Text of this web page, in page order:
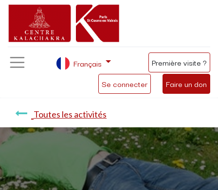
Se connecter Faire un don
Français Première visite ?
Toutes les activités